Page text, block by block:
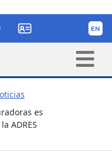
es
ADRES